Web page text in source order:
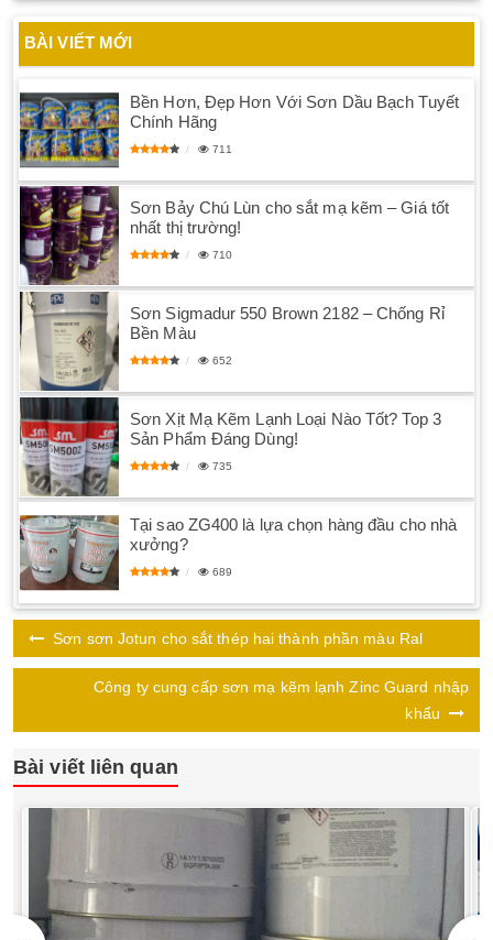
BÀI VIẾT MỚI
Bền Hơn, Đẹp Hơn Với Sơn Dầu Bạch Tuyết
Chính Hãng
711
Sơn Bảy Chú Lùn cho sắt mạ kẽm – Giá tốt
nhất thị trường!
710
Sơn Sigmadur 550 Brown 2182 – Chống Rỉ
Bền Màu
652
Sơn Xịt Mạ Kẽm Lạnh Loại Nào Tốt? Top 3
Sản Phẩm Đáng Dùng!
735
Tại sao ZG400 là lựa chọn hàng đầu cho nhà
xưởng?
689
Sơn sơn Jotun cho sắt thép hai thành phần màu Ral
Công ty cung cấp sơn mạ kẽm lạnh Zinc Guard nhập
khẩu
Bài viết liên quan